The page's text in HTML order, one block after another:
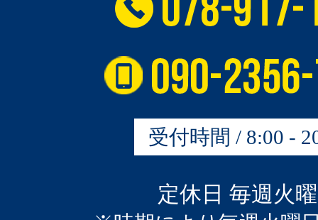
受付時間 / 8:00 -
定休日 毎週火